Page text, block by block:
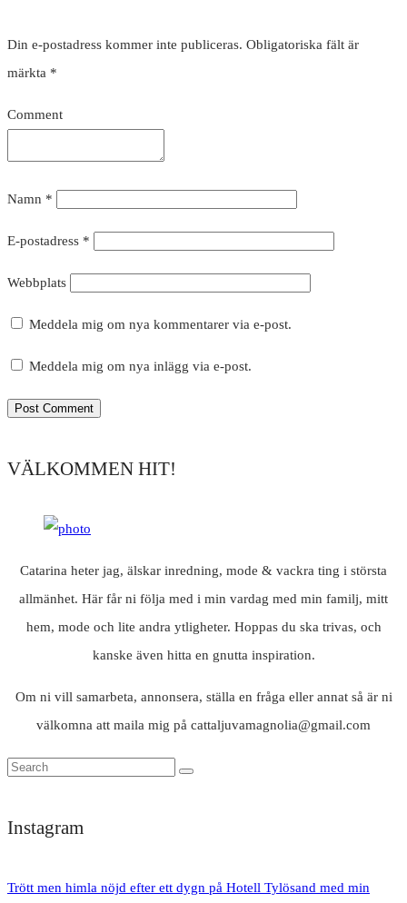
Din e-postadress kommer inte publiceras. Obligatoriska fält är
märkta *
Comment
Namn *
E-postadress *
Webbplats
Meddela mig om nya kommentarer via e-post.
Meddela mig om nya inlägg via e-post.
VÄLKOMMEN HIT!
Catarina heter jag, älskar inredning, mode & vackra ting i största
allmänhet. Här får ni följa med i min vardag med min familj, mitt
hem, mode och lite andra ytligheter. Hoppas du ska trivas, och
kanske även hitta en gnutta inspiration.
Om ni vill samarbeta, annonsera, ställa en fråga eller annat så är ni
välkomna att maila mig på cattaljuvamagnolia@gmail.com
Instagram
Trött men himla nöjd efter ett dygn på Hotell Tylösand med min